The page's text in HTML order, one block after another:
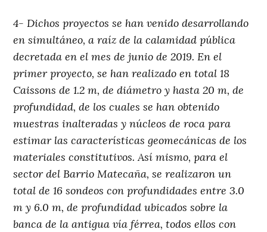
4- Dichos proyectos se han venido desarrollando
en simultáneo, a raíz de la calamidad pública
decretada en el mes de junio de 2019. En el
primer proyecto, se han realizado en total 18
Caissons de 1.2 m, de diámetro y hasta 20 m, de
profundidad, de los cuales se han obtenido
muestras inalteradas y núcleos de roca para
estimar las características geomecánicas de los
materiales constitutivos. Así mismo, para el
sector del Barrio Matecaña, se realizaron un
total de 16 sondeos con profundidades entre 3.0
m y 6.0 m, de profundidad ubicados sobre la
banca de la antigua vía férrea, todos ellos con